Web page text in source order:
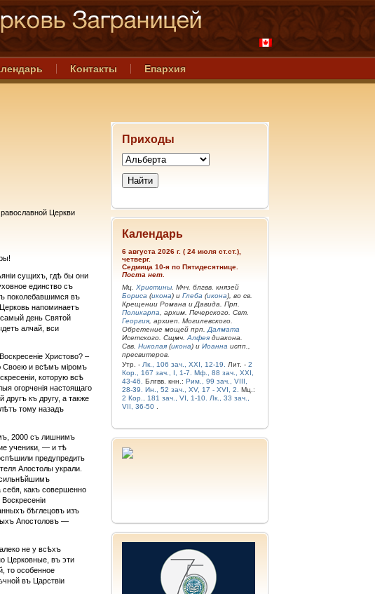
Контакты Епархия
Приходы
Календарь
6 августа 2026 г. ( 24 июля ст.ст.),
четверг.
Седмица 10-я по Пятидесятнице.
Поста нет.
Мц. Христины . Мчч. блгвв. князей
Бориса (икона) и Глеба (икона), во св.
Крещении Романа и Давида. Прп.
Поликарпа , архим. Печерского. Свт.
Георгия , архиеп. Могилевского.
Обретение мощей прп. Далмата
Исетского. Сщмч. Алфея диакона.
Свв. Николая (икона) и Иоанна испп.,
пресвитеров.
Утр. - Лк., 106 зач., XXI, 12-19. Лит. - 2
Кор., 167 зач., I, 1-7.
Мф., 88 зач., XXI,
43-46.
Блгвв. кнн.: Рим., 99 зач., VIII,
28-39.
Ин., 52 зач., XV, 17 - XVI, 2.
Мц.:
2 Кор., 181 зач., VI, 1-10.
Лк., 33 зач.,
VII, 36-50
Церкви
сущихъ, гдѣ бы они
единство съ
поколебавшимся въ
напоминаетъ
день Святой
алчай, вси
Xристово? –
Своею и всѣмъ міромъ
которую всѣ
огорченія настоящаго
другъ къ другу, а также
тому назадъ
2000 съ лишнимъ
ученики, — и тѣ
предупредить
Алостолы украли.
сильнѣйшимъ
себя, какъ совершенно
бѣглецовъ изъ
Апостоловъ —
не у всѣхъ
Церковные, въ эти
то особенное
въ Царствiи